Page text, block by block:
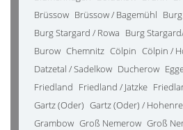
Brüssow Brüssow / Bagemühl
Burg Stargard / Rowa Burg
Burow Chemnitz Cölpin Cölpin /
Datzetal / Sadelkow Ducherow
Friedland Friedland / Jatzke
Gartz (Oder) Gartz (Oder) /
Grambow Groß Nemerow Groß